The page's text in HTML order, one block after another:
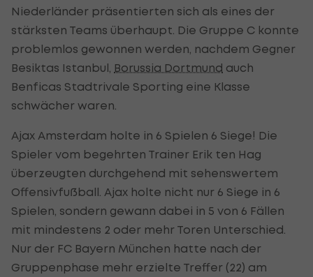
Niederländer präsentierten sich als eines der
stärksten Teams überhaupt. Die Gruppe C konnte
problemlos gewonnen werden, nachdem Gegner
Besiktas Istanbul, Borussia Dortmund auch
Benficas Stadtrivale Sporting eine Klasse
schwächer waren.
Ajax Amsterdam holte in 6 Spielen 6 Siege! Die
Spieler vom begehrten Trainer Erik ten Hag
überzeugten durchgehend mit sehenswertem
Offensivfußball. Ajax holte nicht nur 6 Siege in 6
Spielen, sondern gewann dabei in 5 von 6 Fällen
mit mindestens 2 oder mehr Toren Unterschied.
Nur der FC Bayern München hatte nach der
Gruppenphase mehr erzielte Treffer (22) am